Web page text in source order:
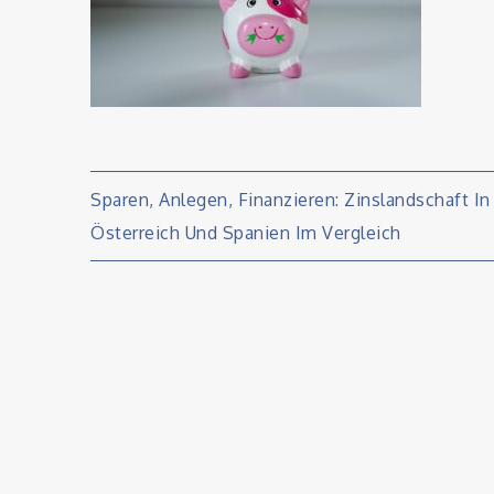
Sparen, Anlegen, Finanzieren: Zinslandschaft In
Österreich Und Spanien Im Vergleich